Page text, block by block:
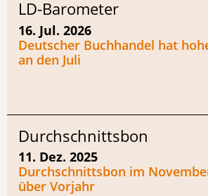
LD-Barometer
16. Jul. 2026
Deutscher Buchhandel hat
an den Juli
Durchschnittsbon
11. Dez. 2025
Durchschnittsbon im
über Vorjahr